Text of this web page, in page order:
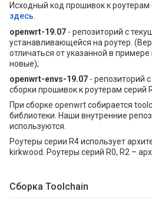
Исходный код прошивок к роутерам
здесь
openwrt-19.07 - репозиторий с
устанавливающейся на роутер.
отличаться от указанной в
новые);
openwrt-envs-19.07 - репозиторий
сборки прошивок к роутерам серий
При сборке openwrt собирается
библиотеки. Наши внутренние
используются.
Роутеры серии R4 использует
kirkwood. Роутеры серий R0, R2 –
Сборка Toolchain